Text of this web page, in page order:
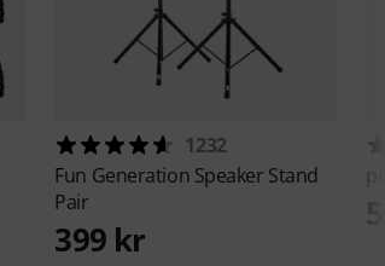
1232
Fun Generation Speaker Stand
Pair
399 kr